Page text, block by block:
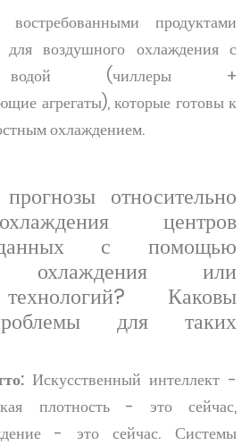
продуктами
для воздушного охлаждения с
водой (чиллеры +
агрегаты), которые готовы к
охлаждением.
относительно
центров
с помощью
охлаждения или
Каковы
для таких
Искусственный интеллект -
плотность - это сейчас,
- это сейчас. Системы